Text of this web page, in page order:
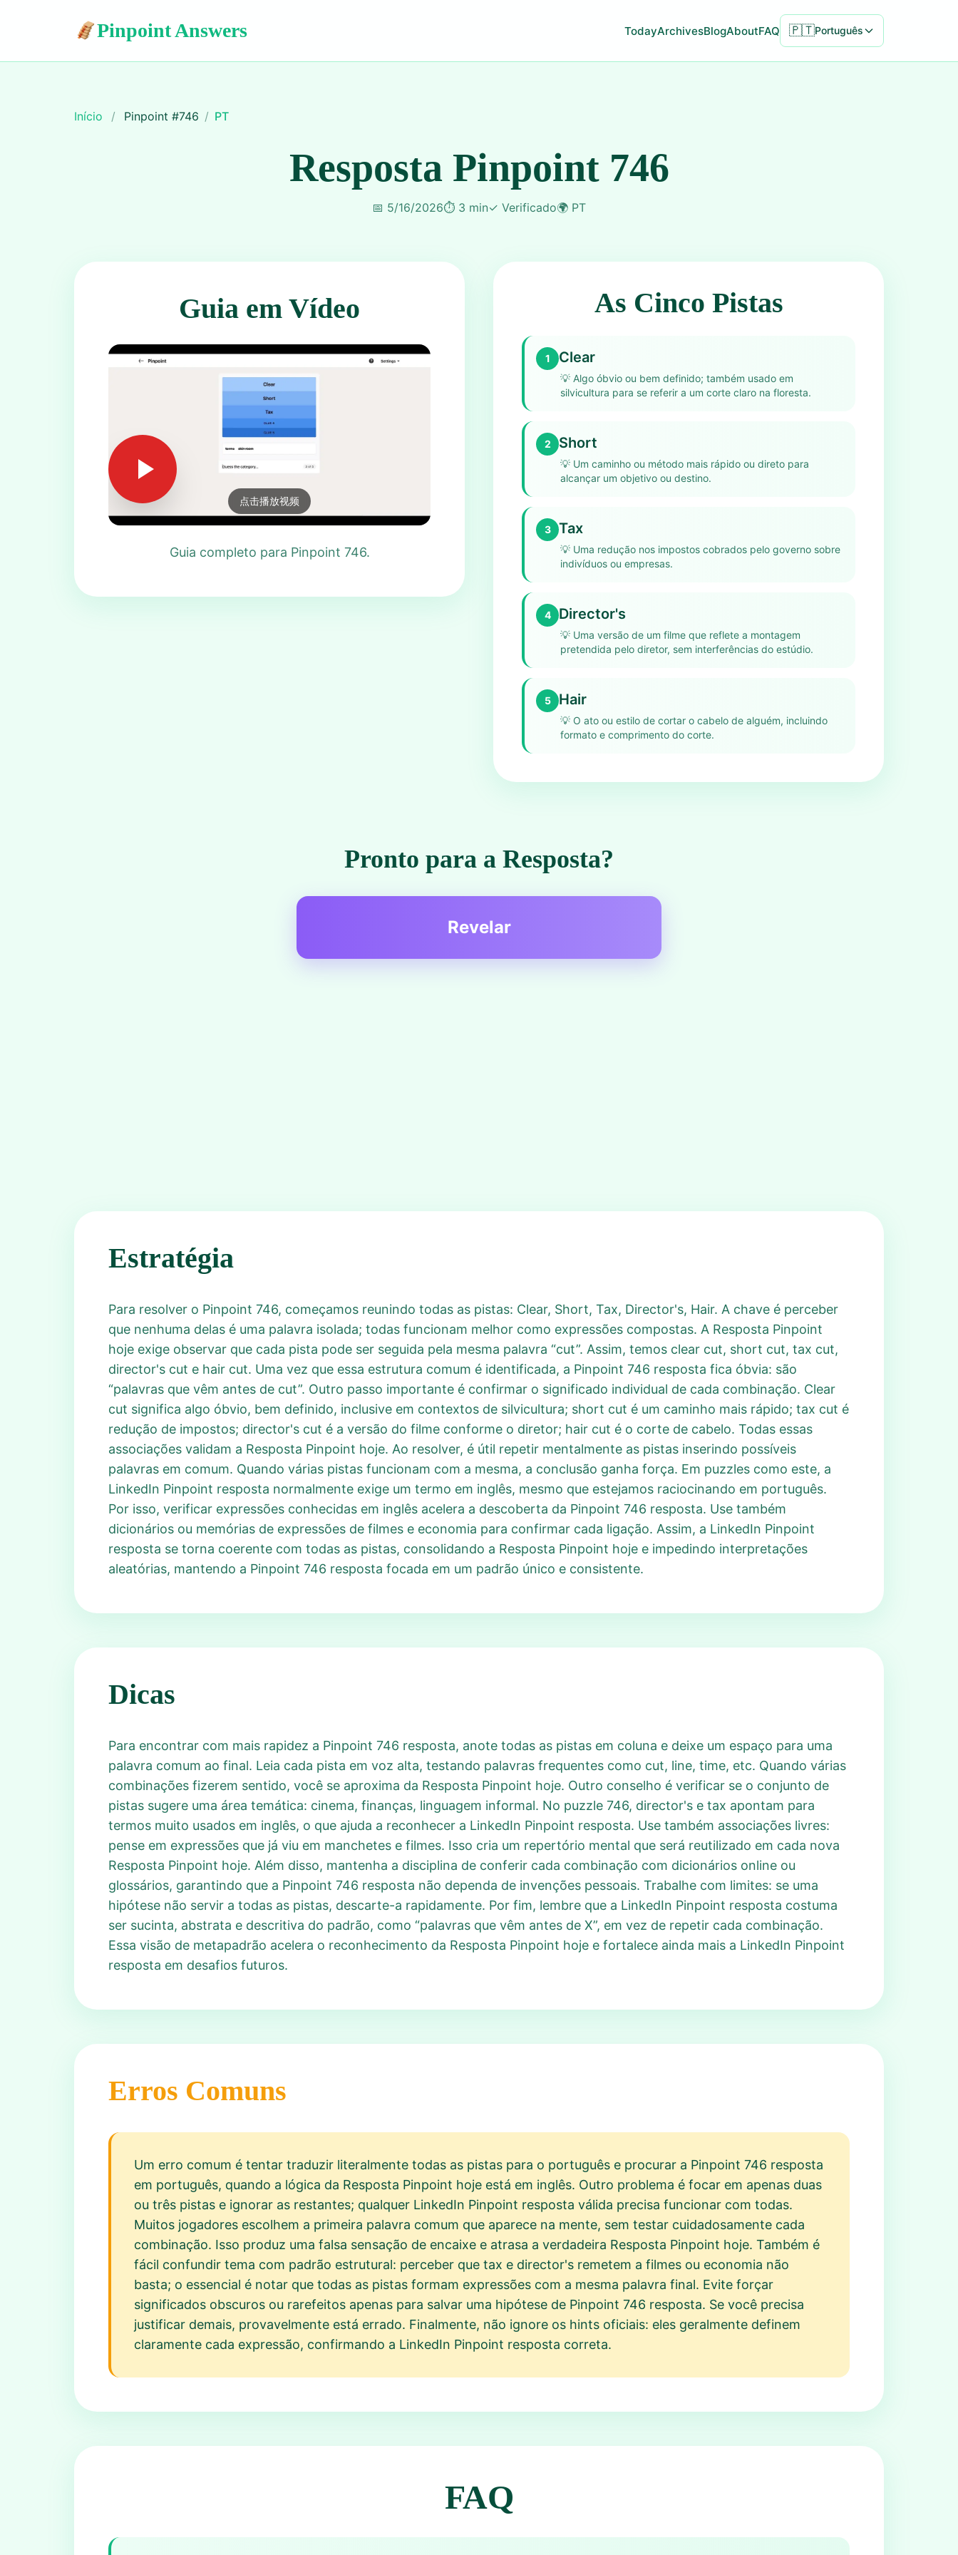
Pinpoint Answers TodayArchivesBlogAboutFAQ 🇵🇹Português
Início / Pinpoint #746 / PT
Resposta Pinpoint 746
📅 5/16/2026⏱️ 3 min✓ Verificado🌍 PT
Guia em Vídeo
点击播放视频
Guia completo para Pinpoint 746.
As Cinco Pistas
1 Clear
💡 Algo óbvio ou bem definido; também usado em
silvicultura para se referir a um corte claro na floresta.
2 Short
💡 Um caminho ou método mais rápido ou direto para
alcançar um objetivo ou destino.
3 Tax
💡 Uma redução nos impostos cobrados pelo governo sobre
indivíduos ou empresas.
4 Director's
💡 Uma versão de um filme que reflete a montagem
pretendida pelo diretor, sem interferências do estúdio.
5 Hair
💡 O ato ou estilo de cortar o cabelo de alguém, incluindo
formato e comprimento do corte.
Pronto para a Resposta?
Revelar
Estratégia
Para resolver o Pinpoint 746, começamos reunindo todas as pistas: Clear, Short, Tax, Director's, Hair. A chave é perceber
que nenhuma delas é uma palavra isolada; todas funcionam melhor como expressões compostas. A Resposta Pinpoint
hoje exige observar que cada pista pode ser seguida pela mesma palavra “cut”. Assim, temos clear cut, short cut, tax cut,
director's cut e hair cut. Uma vez que essa estrutura comum é identificada, a Pinpoint 746 resposta fica óbvia: são
“palavras que vêm antes de cut”. Outro passo importante é confirmar o significado individual de cada combinação. Clear
cut significa algo óbvio, bem definido, inclusive em contextos de silvicultura; short cut é um caminho mais rápido; tax cut é
redução de impostos; director's cut é a versão do filme conforme o diretor; hair cut é o corte de cabelo. Todas essas
associações validam a Resposta Pinpoint hoje. Ao resolver, é útil repetir mentalmente as pistas inserindo possíveis
palavras em comum. Quando várias pistas funcionam com a mesma, a conclusão ganha força. Em puzzles como este, a
LinkedIn Pinpoint resposta normalmente exige um termo em inglês, mesmo que estejamos raciocinando em português.
Por isso, verificar expressões conhecidas em inglês acelera a descoberta da Pinpoint 746 resposta. Use também
dicionários ou memórias de expressões de filmes e economia para confirmar cada ligação. Assim, a LinkedIn Pinpoint
resposta se torna coerente com todas as pistas, consolidando a Resposta Pinpoint hoje e impedindo interpretações
aleatórias, mantendo a Pinpoint 746 resposta focada em um padrão único e consistente.
Dicas
Para encontrar com mais rapidez a Pinpoint 746 resposta, anote todas as pistas em coluna e deixe um espaço para uma
palavra comum ao final. Leia cada pista em voz alta, testando palavras frequentes como cut, line, time, etc. Quando várias
combinações fizerem sentido, você se aproxima da Resposta Pinpoint hoje. Outro conselho é verificar se o conjunto de
pistas sugere uma área temática: cinema, finanças, linguagem informal. No puzzle 746, director's e tax apontam para
termos muito usados em inglês, o que ajuda a reconhecer a LinkedIn Pinpoint resposta. Use também associações livres:
pense em expressões que já viu em manchetes e filmes. Isso cria um repertório mental que será reutilizado em cada nova
Resposta Pinpoint hoje. Além disso, mantenha a disciplina de conferir cada combinação com dicionários online ou
glossários, garantindo que a Pinpoint 746 resposta não dependa de invenções pessoais. Trabalhe com limites: se uma
hipótese não servir a todas as pistas, descarte-a rapidamente. Por fim, lembre que a LinkedIn Pinpoint resposta costuma
ser sucinta, abstrata e descritiva do padrão, como “palavras que vêm antes de X”, em vez de repetir cada combinação.
Essa visão de metapadrão acelera o reconhecimento da Resposta Pinpoint hoje e fortalece ainda mais a LinkedIn Pinpoint
resposta em desafios futuros.
Erros Comuns
Um erro comum é tentar traduzir literalmente todas as pistas para o português e procurar a Pinpoint 746 resposta
em português, quando a lógica da Resposta Pinpoint hoje está em inglês. Outro problema é focar em apenas duas
ou três pistas e ignorar as restantes; qualquer LinkedIn Pinpoint resposta válida precisa funcionar com todas.
Muitos jogadores escolhem a primeira palavra comum que aparece na mente, sem testar cuidadosamente cada
combinação. Isso produz uma falsa sensação de encaixe e atrasa a verdadeira Resposta Pinpoint hoje. Também é
fácil confundir tema com padrão estrutural: perceber que tax e director's remetem a filmes ou economia não
basta; o essencial é notar que todas as pistas formam expressões com a mesma palavra final. Evite forçar
significados obscuros ou rarefeitos apenas para salvar uma hipótese de Pinpoint 746 resposta. Se você precisa
justificar demais, provavelmente está errado. Finalmente, não ignore os hints oficiais: eles geralmente definem
claramente cada expressão, confirmando a LinkedIn Pinpoint resposta correta.
FAQ